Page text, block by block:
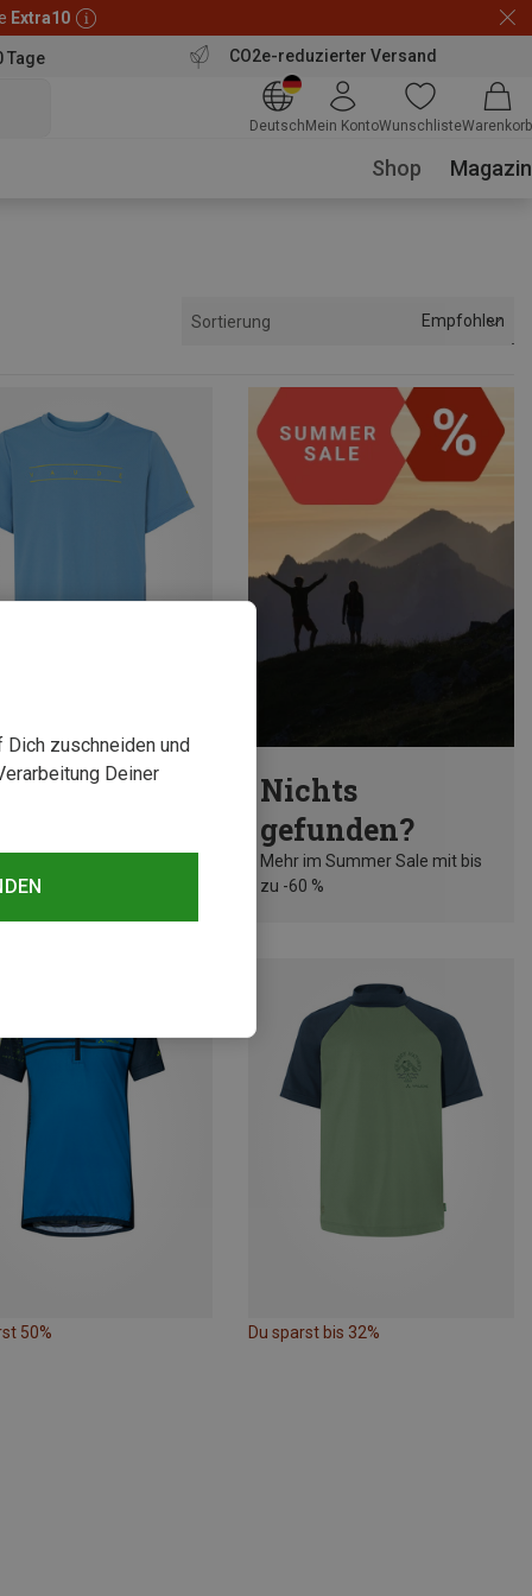
Extra10
Tage CO2e-reduzierter Versand
Deutsch Mein KontoWunschlisteWarenkorb
Shop Magazin
Sortierung Empfohlen
30%
Nichts
gefunden?
Mehr im Summer Sale mit bis
zu -60 %
50% Du sparst bis 32%
zuschneiden und
Deiner